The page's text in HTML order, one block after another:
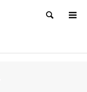
検索